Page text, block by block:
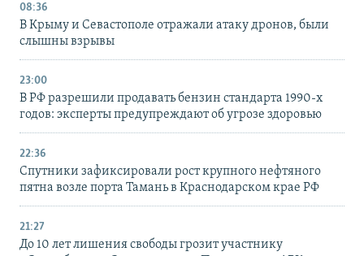
08:36
В Крыму и Севастополе отражали атаку дронов, были
слышны взрывы
23:00
В РФ разрешили продавать бензин стандарта 1990-х
годов: эксперты предупреждают об угрозе здоровью
22:36
Спутники зафиксировали рост крупного нефтяного
пятна возле порта Тамань в Краснодарском крае РФ
21:27
До 10 лет лишения свободы грозит участнику